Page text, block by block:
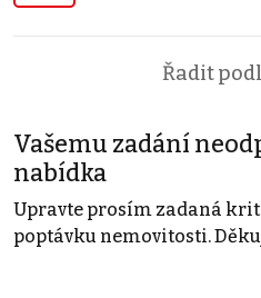
Řadit
Vašemu zadání
nabídka
Upravte prosím zadaná
poptávku nemovitosti.